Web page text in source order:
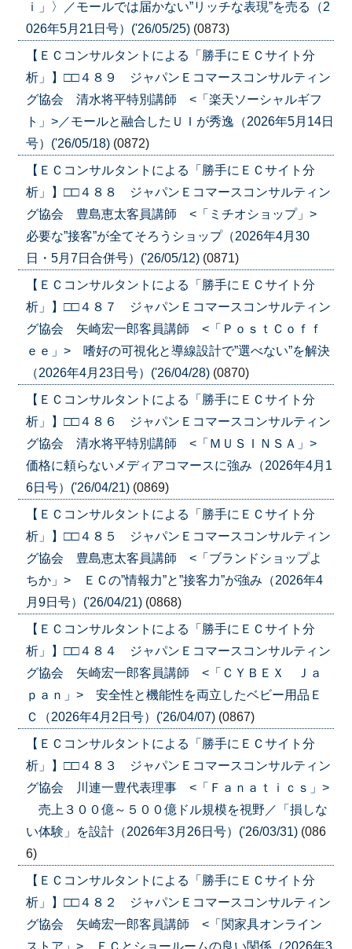
ｉ」〉／モールでは届かない”リッチな表現”を売る（2
026年5月21日号）('26/05/25) (0873)
【ＥＣコンサルタントによる「勝手にＥＣサイト分
析」】□□４８９ ジャパンＥコマースコンサルティン
グ協会 清水将平特別講師 <「楽天ソーシャルギフ
ト」>／モールと融合したＵＩが秀逸（2026年5月14日
号）('26/05/18) (0872)
【ＥＣコンサルタントによる「勝手にＥＣサイト分
析」】□□４８８ ジャパンＥコマースコンサルティン
グ協会 豊島恵太客員講師 <「ミチオショップ」>
必要な”接客”が全てそろうショップ（2026年4月30
日・5月7日合併号）('26/05/12) (0871)
【ＥＣコンサルタントによる「勝手にＥＣサイト分
析」】□□４８７ ジャパンＥコマースコンサルティン
グ協会 矢崎宏一郎客員講師 <「ＰｏｓｔＣｏｆｆ
ｅｅ」> 嗜好の可視化と導線設計で”選べない”を解決
（2026年4月23日号）('26/04/28) (0870)
【ＥＣコンサルタントによる「勝手にＥＣサイト分
析」】□□４８６ ジャパンＥコマースコンサルティン
グ協会 清水将平特別講師 <「ＭＵＳＩＮＳＡ」>
価格に頼らないメディアコマースに強み（2026年4月1
6日号）('26/04/21) (0869)
【ＥＣコンサルタントによる「勝手にＥＣサイト分
析」】□□４８５ ジャパンＥコマースコンサルティン
グ協会 豊島恵太客員講師 <「ブランドショップよ
ちか」> ＥＣの”情報力”と”接客力”が強み（2026年4
月9日号）('26/04/21) (0868)
【ＥＣコンサルタントによる「勝手にＥＣサイト分
析」】□□４８４ ジャパンＥコマースコンサルティン
グ協会 矢崎宏一郎客員講師 <「ＣＹＢＥＸ Ｊａ
ｐａｎ」> 安全性と機能性を両立したベビー用品Ｅ
Ｃ（2026年4月2日号）('26/04/07) (0867)
【ＥＣコンサルタントによる「勝手にＥＣサイト分
析」】□□４８３ ジャパンＥコマースコンサルティン
グ協会 川連一豊代表理事 <「Ｆａｎａｔｉｃｓ」>
売上３００億～５００億ドル規模を視野／「損しな
い体験」を設計（2026年3月26日号）('26/03/31) (086
6)
【ＥＣコンサルタントによる「勝手にＥＣサイト分
析」】□□４８２ ジャパンＥコマースコンサルティン
グ協会 矢崎宏一郎客員講師 <「関家具オンライン
ストア」> ＥＣとショールームの良い関係（2026年3